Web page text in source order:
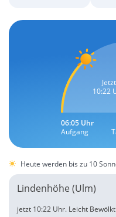
Jetzt
10:22
06:05 Uhr
Aufgang
Heute werden bis zu 10
Lindenhöhe (Ulm)
jetzt 10:22 Uhr. Leicht Bewölkt